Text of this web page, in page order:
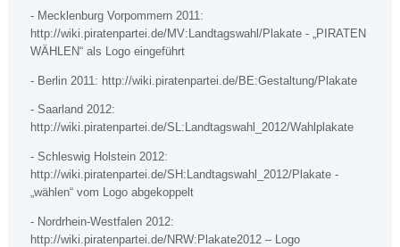
- Mecklenburg Vorpommern 2011:
http://wiki.piratenpartei.de/MV:Landtagswahl/Plakate - „PIRATEN
WÄHLEN“ als Logo eingeführt
- Berlin 2011: http://wiki.piratenpartei.de/BE:Gestaltung/Plakate
- Saarland 2012:
http://wiki.piratenpartei.de/SL:Landtagswahl_2012/Wahlplakate
- Schleswig Holstein 2012:
http://wiki.piratenpartei.de/SH:Landtagswahl_2012/Plakate -
„wählen“ vom Logo abgekoppelt
- Nordrhein-Westfalen 2012:
http://wiki.piratenpartei.de/NRW:Plakate2012 – Logo